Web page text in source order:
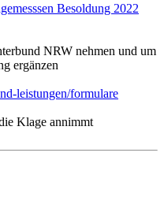
Besoldung 2022
NRW nehmen und um
ergänzen
leistungen/formulare
Klage annimmt